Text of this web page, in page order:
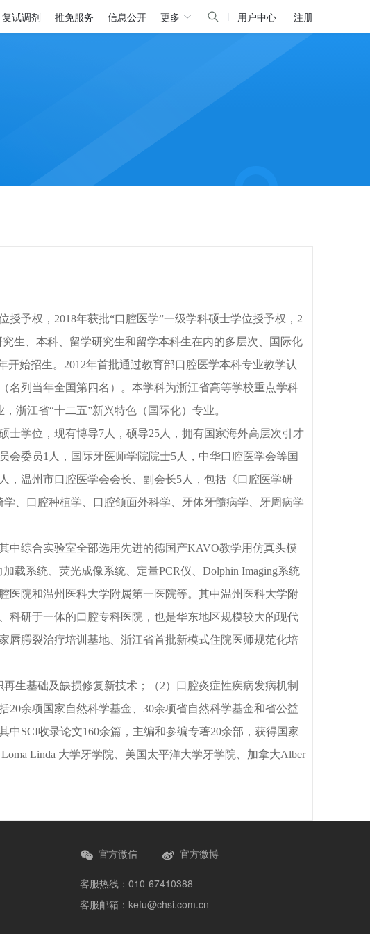
复试调剂 推免服务 信息公开 更多 用户中心 注册
予权，2018年获批“口腔医学”一级学科硕士学位授予权，2
生、本科、留学研究生和留学本科生在内的多层次、国际化
始招生。2012年首批通过教育部口腔医学本科专业教学认
名列当年全国第四名）。本学科为浙江省高等学校重点学科
浙江省“十二五”新兴特色（国际化）专业。
士学位，现有博导7人，硕导25人，拥有国家海外高层次引才
委员1人，国际牙医师学院院士5人，中华口腔医学会等国
，温州市口腔医学会会长、副会长5人，包括《口腔医学研
、口腔种植学、口腔颌面外科学、牙体牙髓病学、牙周病学
中综合实验室全部选用先进的德国产KAVO教学用仿真头模
载系统、荧光成像系统、定量PCR仪、Dolphin Imaging系统
医院和温州医科大学附属第一医院等。其中温州医科大学附
科研于一体的口腔专科医院，也是华东地区规模较大的现代
唇腭裂治疗培训基地、浙江省首批新模式住院医师规范化培
再生基础及缺损修复新技术；（2）口腔炎症性疾病发病机制
20余项国家自然科学基金、30余项省自然科学基金和省公益
SCI收录论文160余篇，主编和参编专著20余部，获得国家
Linda 大学牙学院、美国太平洋大学牙学院、加拿大Alber
官方微信 官方微博
客服热线：010-67410388
客服邮箱：kefu@chsi.com.cn